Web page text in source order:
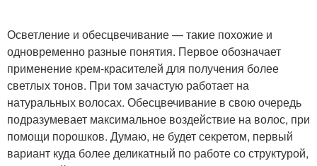
Осветление и обесцвечивание — такие похожие и
одновременно разные понятия. Первое обозначает
применение крем-красителей для получения более
светлых тонов. При том зачастую работает на
натуральных волосах. Обесцвечивание в свою очередь
подразумевает максимальное воздействие на волос, при
помощи порошков. Думаю, не будет секретом, первый
вариант куда более деликатный по работе со структурой,